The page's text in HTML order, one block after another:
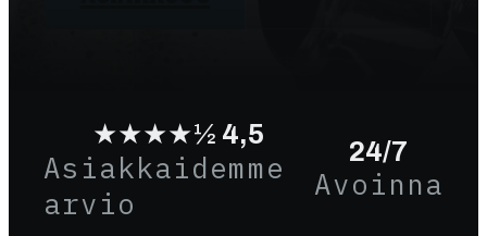
★★★★½ 4,5
Asiakkaidemme
arvio
24/7
Avoinna